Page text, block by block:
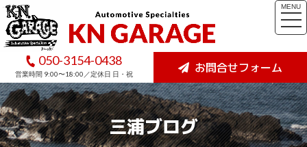
050-3154-0438
営業時間 9:00〜18:00／定休日 日・祝 お問合せフォーム
MENU
三浦ブログ